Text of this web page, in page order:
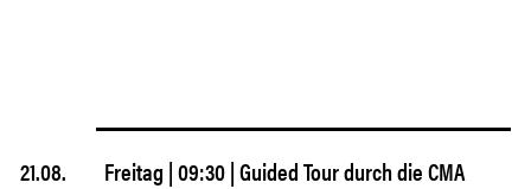
21.08. Freitag | 09:30 | Guided Tour durch die CMA